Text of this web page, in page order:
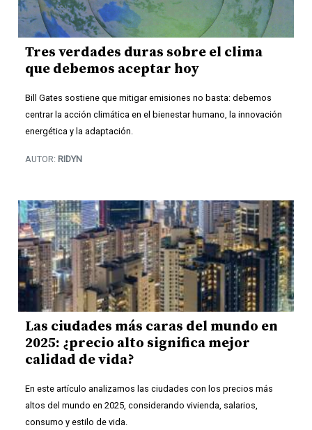
Tres verdades duras sobre el clima
que debemos aceptar hoy
Bill Gates sostiene que mitigar emisiones no basta: debemos
centrar la acción climática en el bienestar humano, la innovación
energética y la adaptación.
AUTOR: RIDYN
Las ciudades más caras del mundo en
2025: ¿precio alto significa mejor
calidad de vida?
En este artículo analizamos las ciudades con los precios más
altos del mundo en 2025, considerando vivienda, salarios,
consumo y estilo de vida.